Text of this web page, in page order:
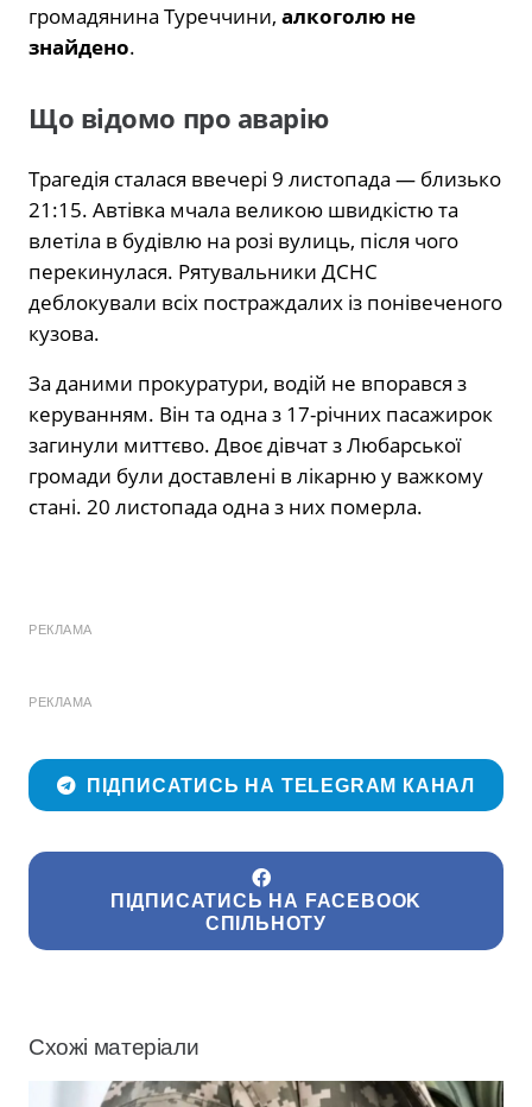
громадянина Туреччини, алкоголю не
знайдено.
Що відомо про аварію
Трагедія сталася ввечері 9 листопада — близько
21:15. Автівка мчала великою швидкістю та
влетіла в будівлю на розі вулиць, після чого
перекинулася. Рятувальники ДСНС
деблокували всіх постраждалих із понівеченого
кузова.
За даними прокуратури, водій не впорався з
керуванням. Він та одна з 17-річних пасажирок
загинули миттєво. Двоє дівчат з Любарської
громади були доставлені в лікарню у важкому
стані. 20 листопада одна з них померла.
РЕКЛАМА
РЕКЛАМА
ПІДПИСАТИСЬ НА TELEGRAM КАНАЛ
ПІДПИСАТИСЬ НА FACEBOOK
СПІЛЬНОТУ
Схожі матеріали